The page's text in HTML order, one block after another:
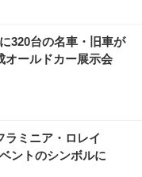
320台の名車・旧車が
ールドカー展示会
ラミニア・ロレイ
ントのシンボルに